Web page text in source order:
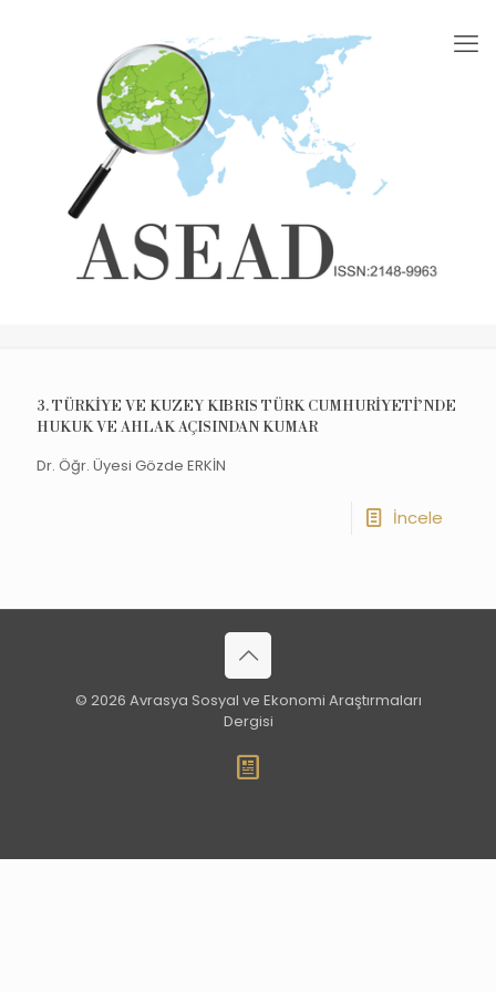
3. TÜRKİYE VE KUZEY KIBRIS TÜRK CUMHURİYETİ’NDE
HUKUK VE AHLAK AÇISINDAN KUMAR
Dr. Öğr. Üyesi Gözde ERKİN
İncele
© 2026 Avrasya Sosyal ve Ekonomi Araştırmaları
Dergisi